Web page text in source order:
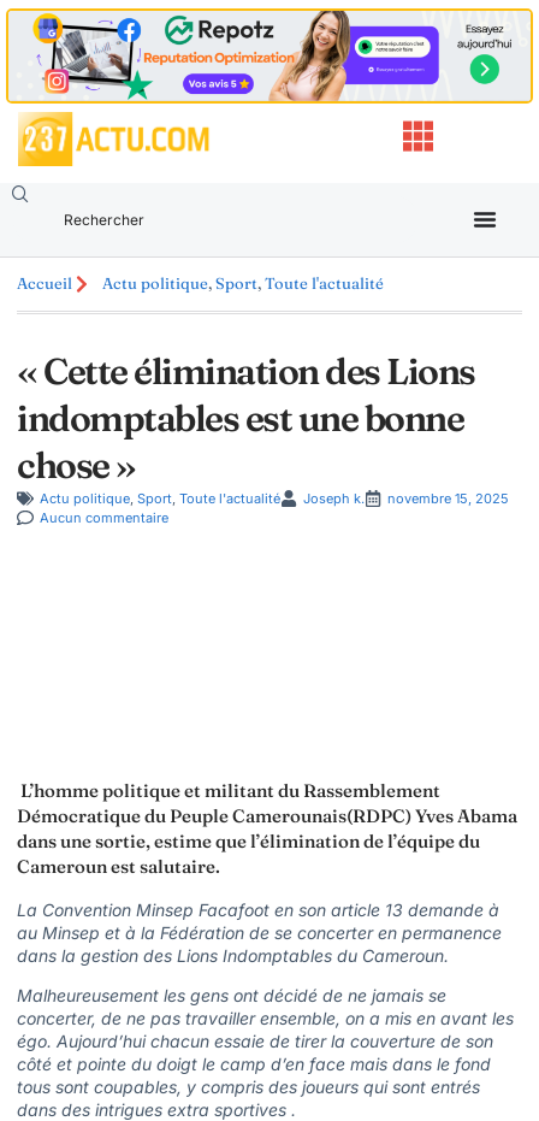
Accueil Actu politique,Sport,Toute l'actualité
« Cette élimination des Lions
indomptables est une bonne
chose »
Actu politique Sport Toute l'actualité Joseph k.
novembre 15, 2025
Aucun commentaire
L’homme politique et militant du Rassemblement
Démocratique du Peuple Camerounais(RDPC) Yves Abama
dans une sortie, estime que l’élimination de l’équipe du
Cameroun est salutaire.
La Convention Minsep Facafoot en son article 13 demande à
au Minsep et à la Fédération de se concerter en permanence
dans la gestion des Lions Indomptables du Cameroun.
Malheureusement les gens ont décidé de ne jamais se
concerter, de ne pas travailler ensemble, on a mis en avant les
égo. Aujourd’hui chacun essaie de tirer la couverture de son
côté et pointe du doigt le camp d’en face mais dans le fond
tous sont coupables, y compris des joueurs qui sont entrés
dans des intrigues extra sportives .